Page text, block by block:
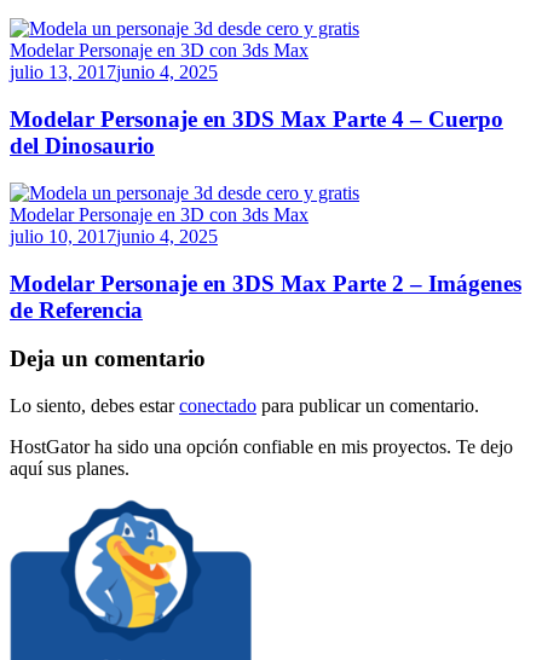
Modelar Personaje en 3D con 3ds Max
julio 13, 2017junio 4, 2025
Modelar Personaje en 3DS Max Parte 4 – Cuerpo
del Dinosaurio
Modelar Personaje en 3D con 3ds Max
julio 10, 2017junio 4, 2025
Modelar Personaje en 3DS Max Parte 2 – Imágenes
de Referencia
Deja un comentario
Lo siento, debes estarconectado para publicar un comentario.
HostGator ha sido una opción confiable en mis proyectos. Te dejo
aquí sus planes.